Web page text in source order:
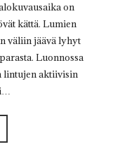
on
kättä. Lumien
väliin jäävä lyhyt
Luonnossa
lintujen aktiivisin